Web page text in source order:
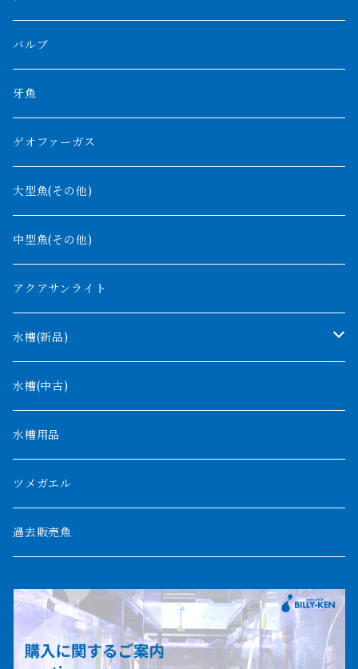
バンジャール
ノーザンバラムンディ
その他アロワナ
オモ川
アンソルギー
コウロントン
ラプラディ
ギニア
ナイジェリア
コンギクス
オルナティピンニス
コンゴ
タンガニーカ
ウィークシー
モケレンベンベ
デルヘッジ
ザイールグリーン
パルマス
ポーリー
セネガルス
ナイル川
ブリードポリプ
中型スネークヘッド
小型スネークヘッド
バルブ
牙魚
ゲオファーガス
大型魚(その他)
中型魚(その他)
アクアサンライト
水槽(新品)
1200mm以下
1500mm
1800mm
2000mm以上
水槽(中古)
水槽用品
ツメガエル
過去販売魚